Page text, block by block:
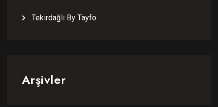
Tekirdağlı By Tayfo
Arşivler